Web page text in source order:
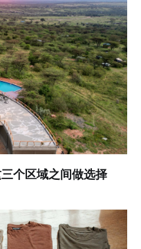
个区域之间做选择